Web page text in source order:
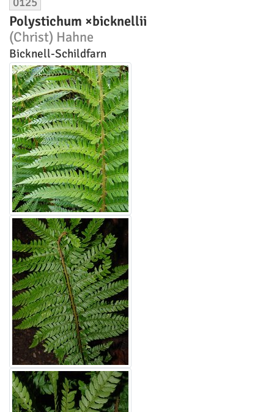
Polystichum ×bicknellii
(Christ) Hahne
Bicknell-Schildfarn